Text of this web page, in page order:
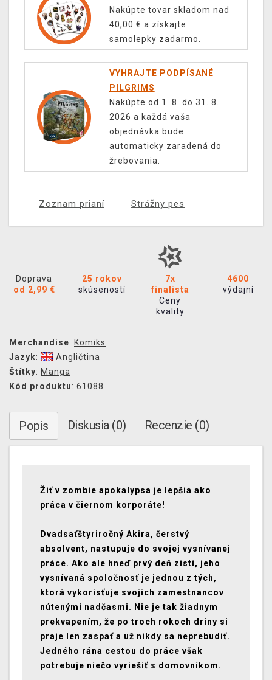
Nakúpte tovar skladom nad
40,00 € a získajte
samolepky zadarmo.
VYHRAJTE PODPÍSANÉ
PILGRIMS
Nakúpte od 1. 8. do 31. 8.
2026 a každá vaša
objednávka bude
automaticky zaradená do
žrebovania.
Zoznam prianí Strážny pes
Doprava
od 2,99 €
25 rokov
skúseností
7x
finalista
Ceny
kvality
4600
výdajní
Merchandise: Komiks
Jazyk:
Angličtina
Štítky: Manga
Kód produktu: 61088
Popis Diskusia (0) Recenzie (0)
Žiť v zombie apokalypsa je lepšia ako
práca v čiernom korporáte!
Dvadsaťštyriročný Akira, čerstvý
absolvent, nastupuje do svojej vysnívanej
práce. Ako ale hneď prvý deň zistí, jeho
vysnívaná spoločnosť je jednou z tých,
ktorá vykorisťuje svojich zamestnancov
nútenými nadčasmi. Nie je tak žiadnym
prekvapením, že po troch rokoch driny si
praje len zaspať a už nikdy sa neprebudiť.
Jedného rána cestou do práce však
potrebuje niečo vyriešiť s domovníkom.